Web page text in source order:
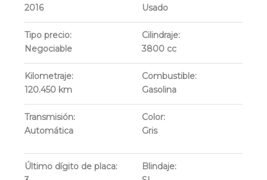
2016
Usado
Tipo precio:
Negociable
Cilindraje:
3800 cc
Kilometraje:
120.450 km
Combustible:
Gasolina
Transmisión:
Automática
Color:
Gris
Último dígito de placa:
Blindaje: